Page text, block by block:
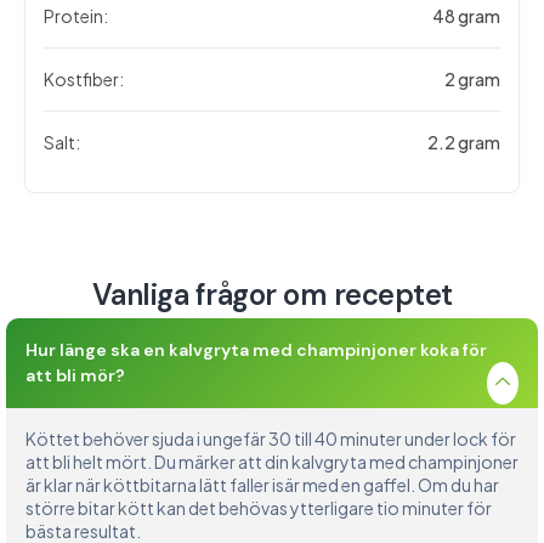
Protein: 48 gram
Kostfiber: 2 gram
Salt: 2.2 gram
Vanliga frågor om receptet
Hur länge ska en kalvgryta med champinjoner koka för
att bli mör?
Köttet behöver sjuda i ungefär 30 till 40 minuter under lock för
att bli helt mört. Du märker att din kalvgryta med champinjoner
är klar när köttbitarna lätt faller isär med en gaffel. Om du har
större bitar kött kan det behövas ytterligare tio minuter för
bästa resultat.